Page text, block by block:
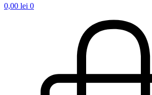
0,00 lei 0